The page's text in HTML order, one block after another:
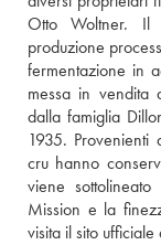
Otto Woltner. Il
produzione
fermentazione in
messa in vendita
dalla famiglia
1935.
cru hanno
viene
Mission e la
visita il sito ufficiale